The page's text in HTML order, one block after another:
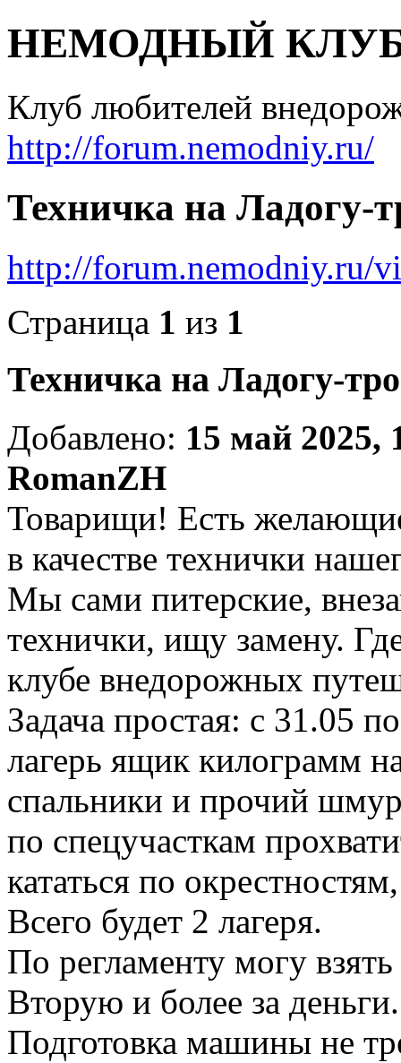
НЕМОДНЫЙ
Клуб любителей
http://forum.nemodniy.ru/
Техничка на Ладогу-
http://forum.nemodniy.ru/
Страница 1 из 1
Техничка на Ладогу-
Добавлено: 15 май 2025,
RomanZH
Товарищи! Есть
в качестве технички
Мы сами питерские,
технички, ищу замену.
клубе внедорожных
Задача простая: с 31.05
лагерь ящик килограмм
спальники и прочий
по спецучасткам
кататься по
Всего будет 2 лагеря.
По регламенту могу
Вторую и более за деньги.
Подготовка машины не